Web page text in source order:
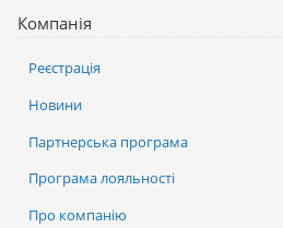
Компанія
Реєстрація
Новини
Партнерська програма
Програма лояльності
Про компанію